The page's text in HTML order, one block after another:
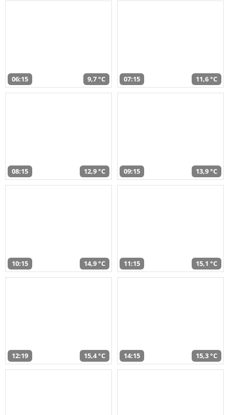
06:15 9,7 °C 07:15 11,6 °C
08:15 12,9 °C 09:15 13,9 °C
10:15 14,9 °C 11:15 15,1 °C
12:19 15,4 °C 14:15 15,3 °C